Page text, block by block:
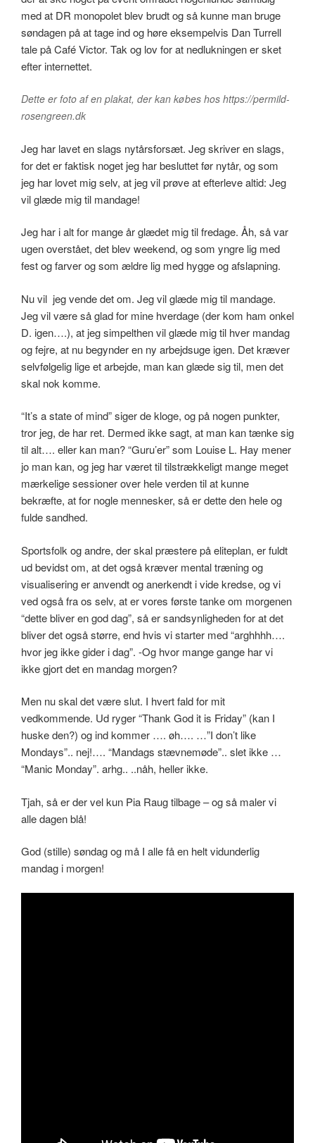
med at DR monopolet blev brudt og så kunne man bruge
søndagen på at tage ind og høre eksempelvis Dan Turrell
tale på Café Victor. Tak og lov for at nedlukningen er sket
efter internettet.
Dette er foto af en plakat, der kan købes hos https://permild-
rosengreen.dk
Jeg har lavet en slags nytårsforsæt. Jeg skriver en slags,
for det er faktisk noget jeg har besluttet før nytår, og som
jeg har lovet mig selv, at jeg vil prøve at efterleve altid: Jeg
vil glæde mig til mandage!
Jeg har i alt for mange år glædet mig til fredage. Åh, så var
ugen overstået, det blev weekend, og som yngre lig med
fest og farver og som ældre lig med hygge og afslapning.
Nu vil jeg vende det om. Jeg vil glæde mig til mandage.
Jeg vil være så glad for mine hverdage (der kom ham onkel
D. igen….), at jeg simpelthen vil glæde mig til hver mandag
og fejre, at nu begynder en ny arbejdsuge igen. Det kræver
selvfølgelig lige et arbejde, man kan glæde sig til, men det
skal nok komme.
“It’s a state of mind” siger de kloge, og på nogen punkter,
tror jeg, de har ret. Dermed ikke sagt, at man kan tænke sig
til alt…. eller kan man? “Guru’er” som Louise L. Hay mener
jo man kan, og jeg har været til tilstrækkeligt mange meget
mærkelige sessioner over hele verden til at kunne
bekræfte, at for nogle mennesker, så er dette den hele og
fulde sandhed.
Sportsfolk og andre, der skal præstere på eliteplan, er fuldt
ud bevidst om, at det også kræver mental træning og
visualisering er anvendt og anerkendt i vide kredse, og vi
ved også fra os selv, at er vores første tanke om morgenen
“dette bliver en god dag”, så er sandsynligheden for at det
bliver det også større, end hvis vi starter med “arghhhh….
hvor jeg ikke gider i dag”. -Og hvor mange gange har vi
ikke gjort det en mandag morgen?
Men nu skal det være slut. I hvert fald for mit
vedkommende. Ud ryger “Thank God it is Friday” (kan I
huske den?) og ind kommer …. øh…. …”I don’t like
Mondays”.. nej!…. “Mandags stævnemøde”.. slet ikke …
“Manic Monday”. arhg.. ..nåh, heller ikke.
Tjah, så er der vel kun Pia Raug tilbage – og så maler vi
alle dagen blå!
God (stille) søndag og må I alle få en helt vidunderlig
mandag i morgen!